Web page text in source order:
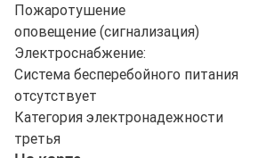
Пожаротушение
оповещение (сигнализация)
Электроснабжение:
Система бесперебойного питания
отсутствует
Категория электронадежности
третья